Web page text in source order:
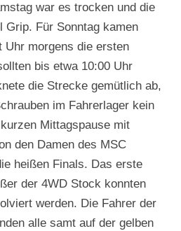
war es trocken und die
Grip. Für Sonntag kamen
Uhr morgens die ersten
bis etwa 10:00 Uhr
die Strecke gemütlich ab,
im Fahrerlager kein
Mittagspause mit
den Damen des MSC
heißen Finals. Das erste
der 4WD Stock konnten
werden. Die Fahrer der
alle samt auf der gelben